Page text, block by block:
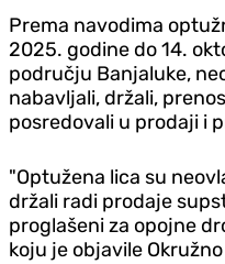
Prema navodima
2025. godine do 14.
području Banjaluke,
nabavljali, držali,
posredovali u prodaji i
"Optužena lica su
držali radi prodaje
proglašeni za opojne
koju je objavile